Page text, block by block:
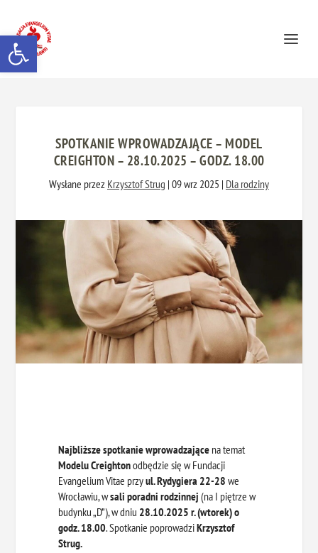
Otwórz pasek narzędzi
SPOTKANIE WPROWADZAJĄCE – MODEL
CREIGHTON – 28.10.2025 – GODZ. 18.00
Wysłane przez Krzysztof Strug | 09 wrz 2025 | Dla rodziny
Najbliższe spotkanie wprowadzające na temat
Modelu Creightonodbędzie się w Fundacji
Evangelium Vitae przyul. Rydygiera 22-28 we
Wrocławiu, wsali poradni rodzinnej(na I piętrze w
budynku „D”), w dniu 28.10.2025 r. (wtorek) o
godz. 18.00. Spotkanie poprowadziKrzysztof
Strug.